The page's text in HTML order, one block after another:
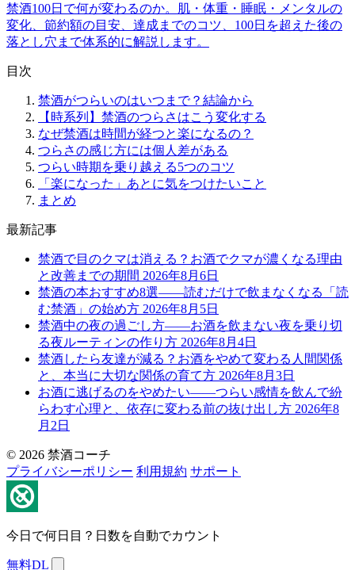
禁酒100日で何が変わるのか。肌・体重・睡眠・メンタルの
変化、節約額の目安、達成までのコツ、100日を超えた後の
落とし穴まで体系的に解説します。
目次
禁酒がつらいのはいつまで？結論から
【時系列】禁酒のつらさはこう変化する
なぜ禁酒は時間が経つと楽になるの？
つらさの感じ方には個人差がある
つらい時期を乗り越える5つのコツ
「楽になった」あとに気をつけたいこと
まとめ
最新記事
禁酒で目のクマは消える？お酒でクマが濃くなる理由
と改善までの期間 2026年8月6日
禁酒の本おすすめ8選——読むだけで飲まなくなる「読
む禁酒」の始め方 2026年8月5日
禁酒中の夜の過ごし方——お酒を飲まない夜を乗り切
る夜ルーティンの作り方 2026年8月4日
禁酒したら友達が減る？お酒をやめて変わる人間関係
と、本当に大切な関係の育て方 2026年8月3日
お酒に逃げるのをやめたい——つらい感情を飲んで紛
らわす心理と、依存に変わる前の抜け出し方 2026年8
月2日
© 2026 禁酒コーチ
プライバシーポリシー 利用規約 サポート
今日で何日目？日数を自動でカウント
無料DL